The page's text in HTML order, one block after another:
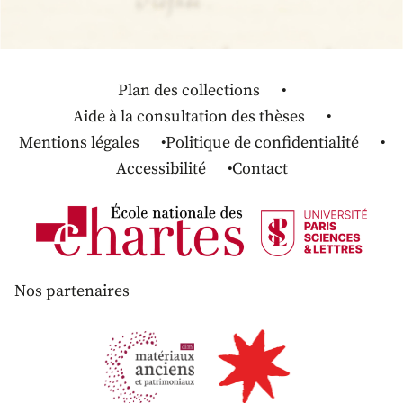
Plan des collections
Aide à la consultation des thèses
Mentions légales
Politique de confidentialité
Accessibilité
Contact
Nos partenaires